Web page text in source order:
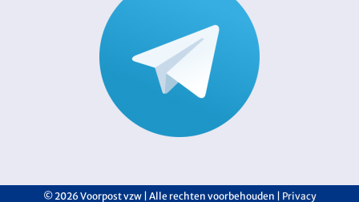
©2026 Voorpost vzw | Alle rechten voorbehouden | Privacy